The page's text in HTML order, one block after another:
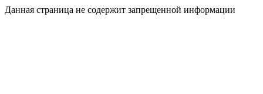
Данная страница не содержит запрещенной информации